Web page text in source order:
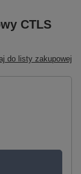
CTLS
do listy zakupowej